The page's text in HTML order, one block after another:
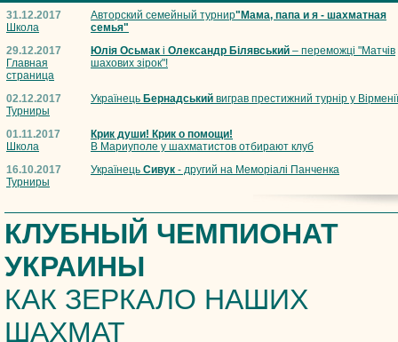
31.12.2017
Школа
Авторский семейный турнир"Мама, папа и я - шахматная
семья"
29.12.2017
Главная
страница
Юлія Осьмак і Олександр Білявський – переможці "Матчів
шахових зірок"!
02.12.2017
Турниры
Українець Бернадський виграв престижний турнір у Вірменії
01.11.2017
Школа
Крик души! Крик о помощи!
В Мариуполе у шахматистов отбирают клуб
16.10.2017
Турниры
Українець Сивук - другий на Меморіалі Панченка
КЛУБНЫЙ ЧЕМПИОНАТ
УКРАИНЫ
КАК ЗЕРКАЛО НАШИХ
ШАХМАТ